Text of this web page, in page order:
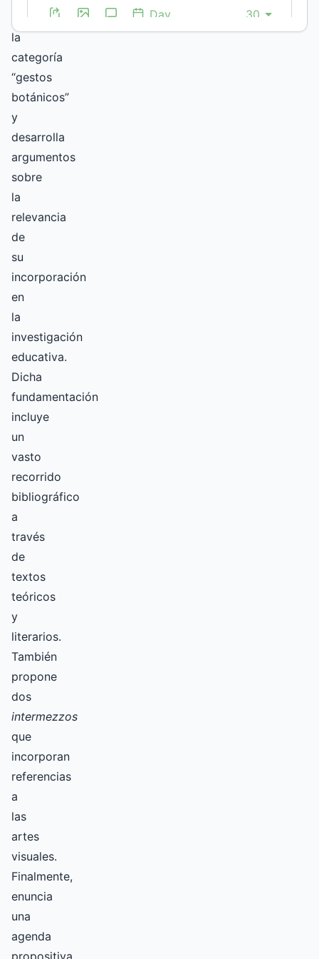
conceptualiza
la
categoría
“gestos
botánicos”
y
desarrolla
argumentos
sobre
la
relevancia
de
su
incorporación
en
la
investigación
educativa.
Dicha
fundamentación
incluye
un
vasto
recorrido
bibliográfico
a
través
de
textos
teóricos
y
literarios.
También
propone
dos
intermezzos
que
incorporan
referencias
a
las
artes
visuales.
Finalmente,
enuncia
una
agenda